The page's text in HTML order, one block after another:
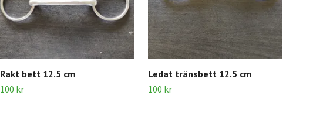
Rakt bett 12.5 cm
100 kr
Ledat tränsbett 12.5 cm
100 kr